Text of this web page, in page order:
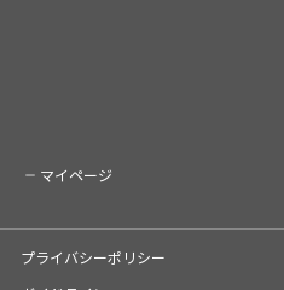
マイページ
プライバシーポリシー